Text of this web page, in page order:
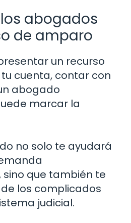
abogados
de amparo
un recurso
cuenta, contar con
abogado
marcar la
no solo te ayudará
que también te
los complicados
judicial.